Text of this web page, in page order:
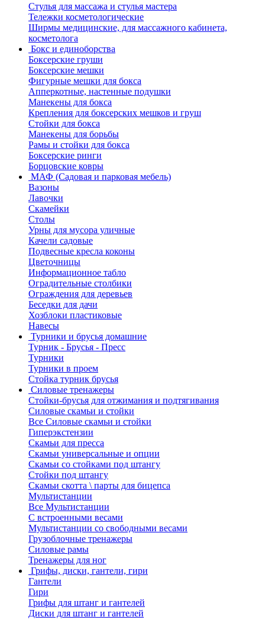
Стулья для массажа и стулья мастера
Тележки косметологические
Ширмы медицинские, для массажного кабинета,
косметолога
Бокс и единоборства
Боксерские груши
Боксерские мешки
Фигурные мешки для бокса
Апперкотные, настенные подушки
Манекены для бокса
Крепления для боксерских мешков и груш
Стойки для бокса
Манекены для борьбы
Рамы и стойки для бокса
Боксерские ринги
Борцовские ковры
МАФ (Садовая и парковая мебель)
Вазоны
Лавочки
Скамейки
Столы
Урны для мусора уличные
Качели садовые
Подвесные кресла коконы
Цветочницы
Информационное табло
Оградительные столбики
Ограждения для деревьев
Беседки для дачи
Хозблоки пластиковые
Навесы
Турники и брусья домашние
Турник - Брусья - Пресс
Турники
Турники в проем
Стойка турник брусья
Силовые тренажеры
Стойки-брусья для отжимания и подтягивания
Силовые скамьи и стойки
Все Силовые скамьи и стойки
Гиперэкстензии
Скамьи для пресса
Скамьи универсальные и опции
Скамьи со стойками под штангу
Стойки под штангу
Скамьи скотта \ парты для бицепса
Мультистанции
Все Мультистанции
С встроенными весами
Мультистанции со свободными весами
Грузоблочные тренажеры
Силовые рамы
Тренажеры для ног
Грифы, диски, гантели, гири
Гантели
Гири
Грифы для штанг и гантелей
Диски для штанг и гантелей